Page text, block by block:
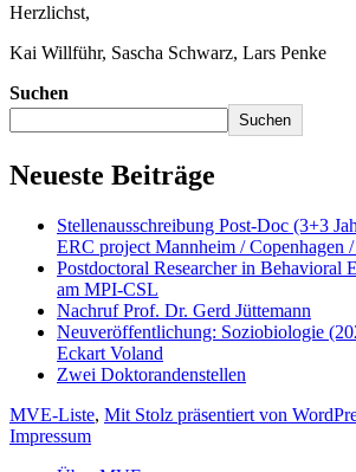
Herzlichst,
Kai Willführ, Sascha Schwarz, Lars Penke
Suchen
Suchen
Neueste Beiträge
Stellenausschreibung Post-Doc (3+3
ERC project Mannheim / Copenhagen
Postdoctoral Researcher in Behavioral
am MPI-CSL
Nachruf Prof. Dr. Gerd Jüttemann
Neuveröffentlichung: Soziobiologie
Eckart Voland
Zwei Doktorandenstellen
MVE-Liste, Mit Stolz präsentiert von
Impressum